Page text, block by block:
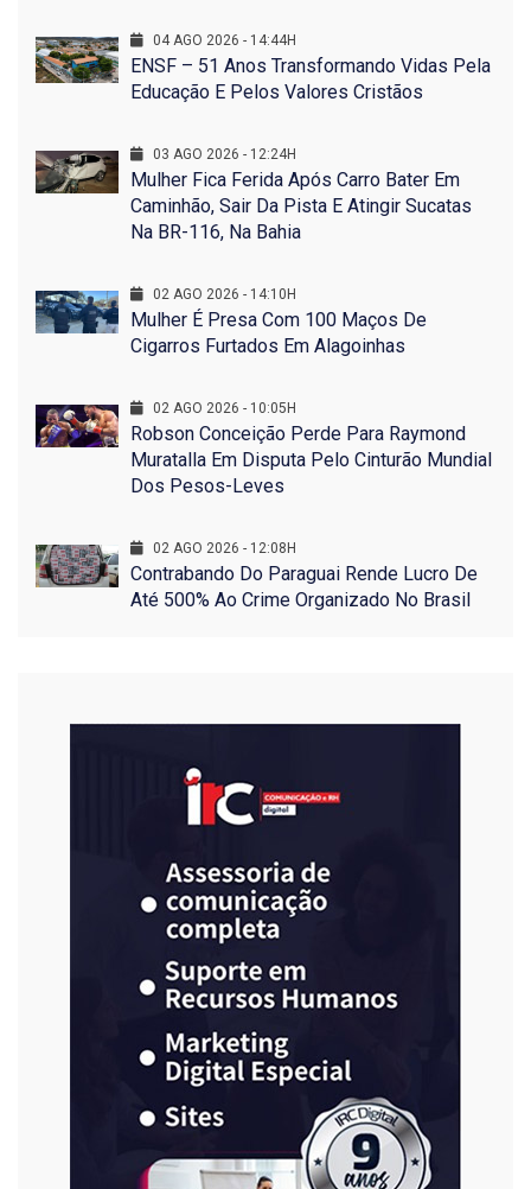
04 AGO 2026 - 14:44H
ENSF – 51 Anos Transformando Vidas Pela
Educação E Pelos Valores Cristãos
03 AGO 2026 - 12:24H
Mulher Fica Ferida Após Carro Bater Em
Caminhão, Sair Da Pista E Atingir Sucatas
Na BR-116, Na Bahia
02 AGO 2026 - 14:10H
Mulher É Presa Com 100 Maços De
Cigarros Furtados Em Alagoinhas
02 AGO 2026 - 10:05H
Robson Conceição Perde Para Raymond
Muratalla Em Disputa Pelo Cinturão Mundial
Dos Pesos-Leves
02 AGO 2026 - 12:08H
Contrabando Do Paraguai Rende Lucro De
Até 500% Ao Crime Organizado No Brasil